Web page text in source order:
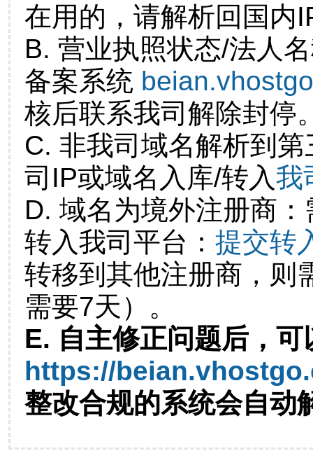
在用的，请解析回国内
B. 营业执照状态/法人
备案系统
核后联系我司解除封停
C. 非我司域名解析到
司IP或域名入库/转入我
D. 域名为境外注册商
转入我司平台： 提交转
转移到其他注册商，则
需要7天）。
E. 自主修正问题后，可
https://
整改合规的系统会自动